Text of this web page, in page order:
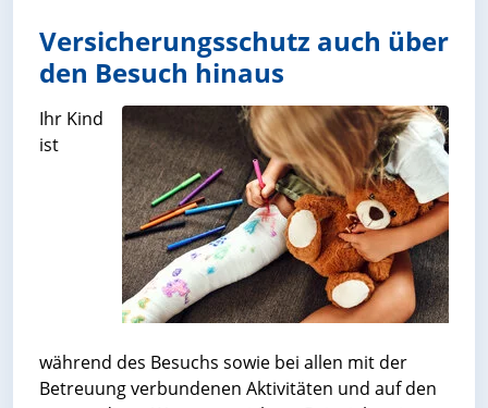
Versicherungsschutz auch über
den Besuch hinaus
Ihr Kind
ist
während des Besuchs sowie bei allen mit der
Betreuung verbundenen Aktivitäten und auf den